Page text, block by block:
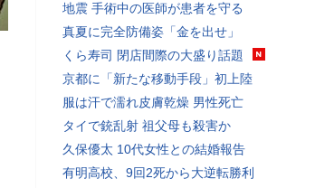
地震 手術中の医師が患者を守る
真夏に完全防備姿「金を出せ」
くら寿司 閉店間際の大盛り話題
京都に「新たな移動手段」初上陸
服は汗で濡れ皮膚乾燥 男性死亡
タイで銃乱射 祖父母も殺害か
久保優太 10代女性との結婚報告
有明高校、9回2死から大逆転勝利